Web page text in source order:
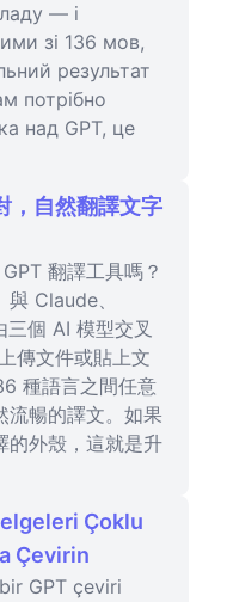
— і
зі 136 мов,
результат
потрібно
над GPT, це
，自然翻譯文字
翻譯工具嗎？
Claude、
個 AI 模型交叉
傳文件或貼上文
種語言之間任意
暢的譯文。如果
的外殼，這就是升
Çoklu
Çevirin
GPT çeviri